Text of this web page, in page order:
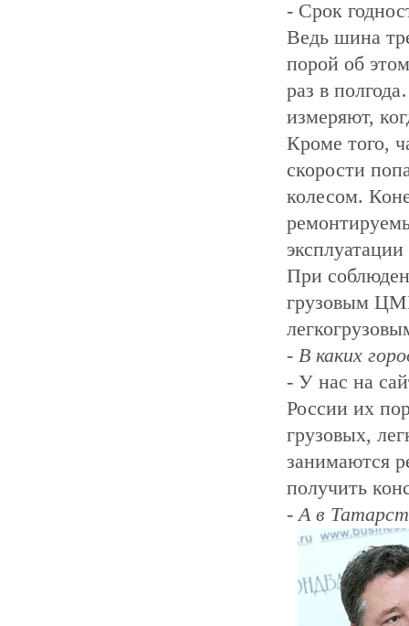
- Срок
Ведь шина
порой об
раз в
измеряют,
Кроме того,
скорости
колесом.
При
грузовым
- В каких
- У нас на
России их
грузовых,
занимаются
получить
- А в